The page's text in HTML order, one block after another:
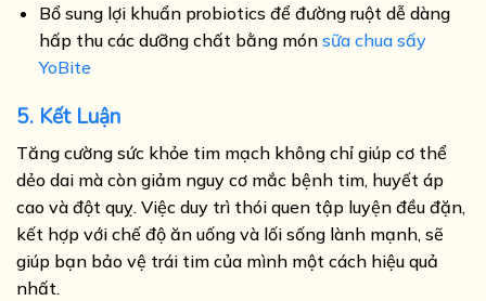
Bổ sung lợi khuẩn probiotics để đường ruột dễ dàng
hấp thu các dưỡng chất bằng món sữa chua sấy
YoBite
5. Kết Luận
Tăng cường sức khỏe tim mạch không chỉ giúp cơ thể
dẻo dai mà còn giảm nguy cơ mắc bệnh tim, huyết áp
cao và đột quỵ. Việc duy trì thói quen tập luyện đều đặn,
kết hợp với chế độ ăn uống và lối sống lành mạnh, sẽ
giúp bạn bảo vệ trái tim của mình một cách hiệu quả
nhất.